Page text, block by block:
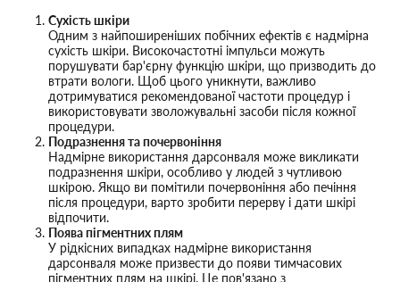
Сухість шкіри
Одним з найпоширеніших побічних ефектів є надмірна
сухість шкіри. Високочастотні імпульси можуть
порушувати бар'єрну функцію шкіри, що призводить до
втрати вологи. Щоб цього уникнути, важливо
дотримуватися рекомендованої частоти процедур і
використовувати зволожувальні засоби після кожної
процедури.
Подразнення та почервоніння
Надмірне використання дарсонваля може викликати
подразнення шкіри, особливо у людей з чутливою
шкірою. Якщо ви помітили почервоніння або печіння
після процедури, варто зробити перерву і дати шкірі
відпочити.
Поява пігментних плям
У рідкісних випадках надмірне використання
дарсонваля може призвести до появи тимчасових
пігментних плям на шкірі. Це пов'язано з